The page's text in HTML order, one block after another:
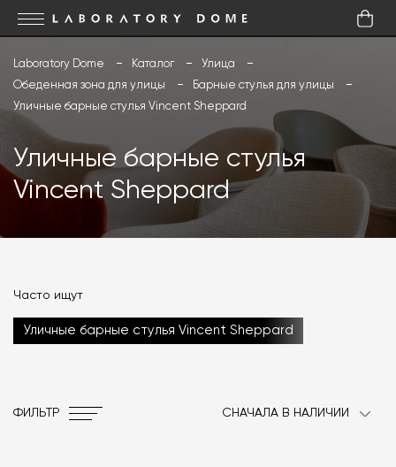
Laboratory Dome Каталог
Улица
Обеденная зона для улицы
Барные стулья для улицы
Уличные барные стулья Vincent Sheppard
Уличные барные стулья
Vincent Sheppard
Часто ищут
Уличные барные стулья Vincent Sheppard
ФИЛЬТР СНАЧАЛА В НАЛИЧИИ